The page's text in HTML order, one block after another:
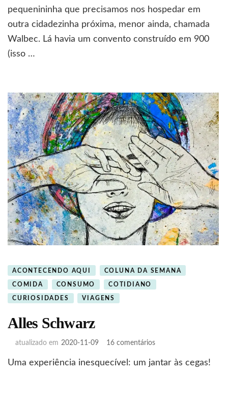
pequenininha que precisamos nos hospedar em
outra cidadezinha próxima, menor ainda, chamada
Walbec. Lá havia um convento construído em 900
(isso …
ACONTECENDO AQUI COLUNA DA SEMANA
COMIDA CONSUMO COTIDIANO
CURIOSIDADES VIAGENS
Alles Schwarz
atualizado em 2020-11-09 16 comentáriosem
Schwarz
Uma experiência inesquecível: um jantar às cegas!